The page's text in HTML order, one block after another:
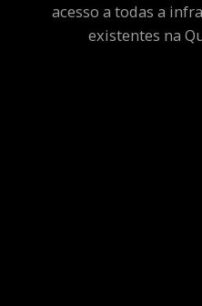
acesso a todas a
existentes na